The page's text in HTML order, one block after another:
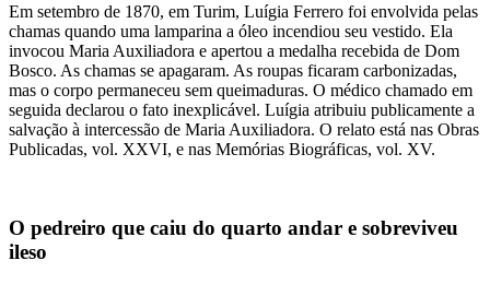
Em setembro de 1870, em Turim, Luígia Ferrero foi envolvida pelas
chamas quando uma lamparina a óleo incendiou seu vestido. Ela
invocou Maria Auxiliadora e apertou a medalha recebida de Dom
Bosco. As chamas se apagaram. As roupas ficaram carbonizadas,
mas o corpo permaneceu sem queimaduras. O médico chamado em
seguida declarou o fato inexplicável. Luígia atribuiu publicamente a
salvação à intercessão de Maria Auxiliadora. O relato está nas Obras
Publicadas, vol. XXVI, e nas Memórias Biográficas, vol. XV.
O pedreiro que caiu do quarto andar e sobreviveu
ileso